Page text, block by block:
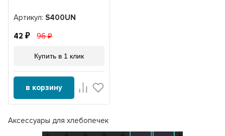
Артикул:S400UN
42 96
Купить в 1 клик
в корзину
Аксессуары для хлебопечек